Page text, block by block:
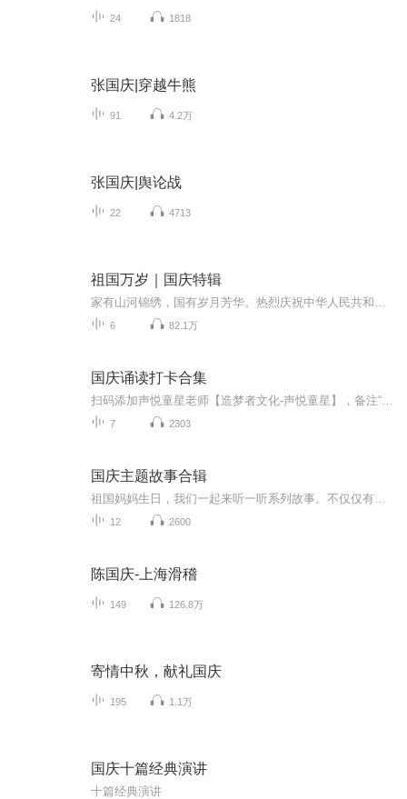
24 1818
张国庆|穿越牛熊
91 4.2万
张国庆|舆论战
22 4713
祖国万岁｜国庆特辑
6 82.1万
国庆诵读打卡合集
7 2303
国庆主题故事合辑
12 2600
陈国庆-上海滑稽
149 126.8万
寄情中秋，献礼国庆
195 1.1万
国庆十篇经典演讲
十篇经典演讲